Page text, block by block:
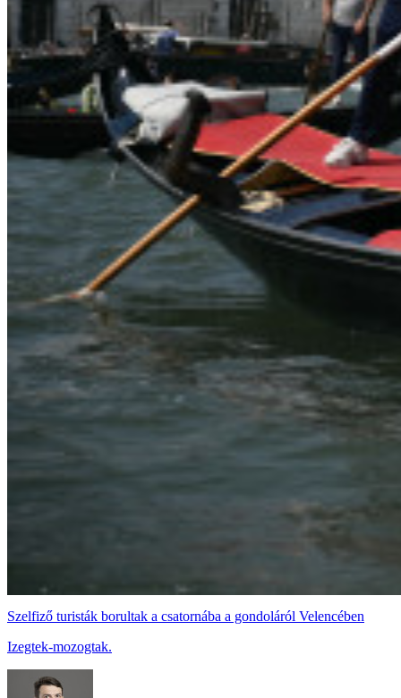
Szelfiző turisták borultak a csatornába a gondoláról Velencében
Izegtek-mozogtak.